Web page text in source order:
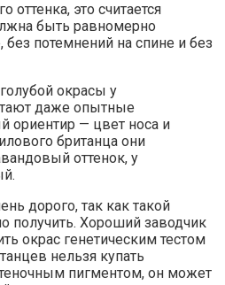
оттенка, это считается
быть равномерно
потемнений на спине и без
окрасы у
даже опытные
ориентир — цвет носа и
британца они
оттенок, у
дорого, так как такой
получить. Хороший заводчик
окрас генетическим тестом
нельзя купать
пигментом, он может